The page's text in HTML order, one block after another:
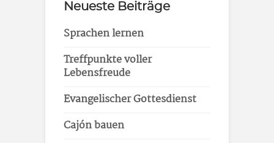
Neueste Beiträge
Sprachen lernen
Treffpunkte voller
Lebensfreude
Evangelischer Gottesdienst
Cajón bauen